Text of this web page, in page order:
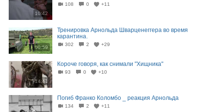
10:42
108 0 +11
00:59
Тренировка Арнольда Шварценеггера во время
карантина.
302 2 +29
14:41
Короче говоря, как снимали "Хищника"
93 0 +10
Погиб Франко Коломбо _ реакция Арнольда
134 2 +11